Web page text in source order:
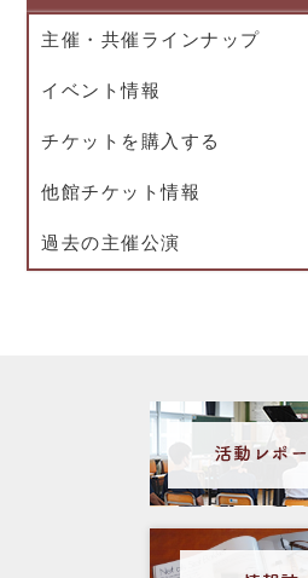
主催・共催ラインナップ
イベント情報
チケットを購入する
他館チケット情報
過去の主催公演